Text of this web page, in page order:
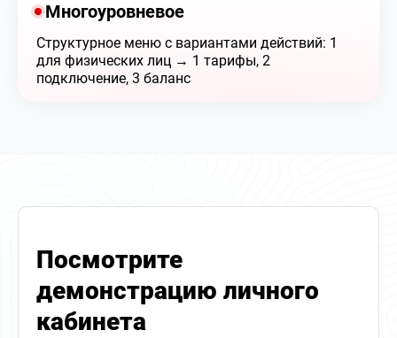
Многоуровневое
Структурное меню с вариантами действий: 1
для физических лиц → 1 тарифы, 2
подключение, 3 баланс
Посмотрите
демонстрацию личного
кабинета